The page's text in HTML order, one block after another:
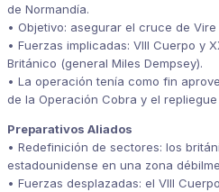
de Normandía.
• Objetivo: asegurar el cruce de
• Fuerzas implicadas: VIII Cuerpo y
Británico (general Miles Dempsey).
• La operación tenía como fin
de la Operación Cobra y el repliegue
Preparativos Aliados
• Redefinición de sectores: los
estadounidense en una zona
• Fuerzas desplazadas: el VIII